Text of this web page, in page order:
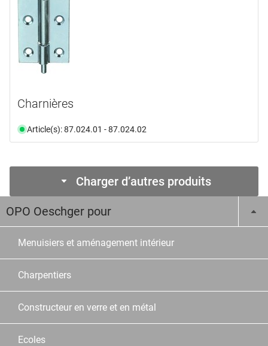
Charnières
Article(s): 87.024.01 - 87.024.02
Charger d’autres produits
OPO Oeschger pour
Menuisiers et aménagement intérieur
Charpentiers
Constructeur en verre et en métal
Ecoles